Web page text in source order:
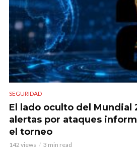
SEGURIDAD
El lado oculto del Mundial
alertas por ataques
el torneo
142 views 3 min read